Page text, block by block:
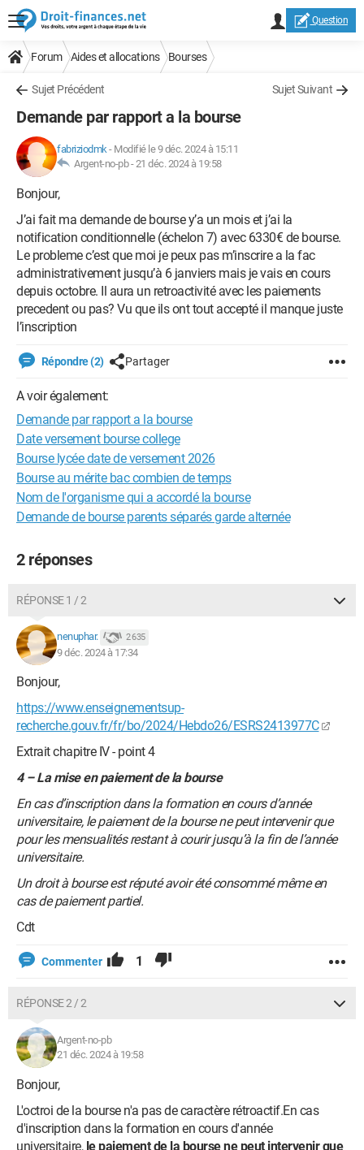
Question
Forum Aides et allocations Bourses
Sujet Précédent Sujet Suivant
Demande par rapport a la bourse
fabriziodmk- Modifié le 9 déc. 2024 à 15:11
Argent-no-pb -21 déc. 2024 à 19:58
Bonjour,
J’ai fait ma demande de bourse y’a un mois et j’ai la
notification conditionnelle (échelon 7) avec 6330€ de bourse.
Le probleme c’est que moi je peux pas m’inscrire a la fac
administrativement jusqu’à 6 janviers mais je vais en cours
depuis octobre. Il aura un retroactivité avec les paiements
precedent ou pas? Vu que ils ont tout accepté il manque juste
l’inscription
Répondre (2) Partager
A voir également:
Demande par rapport a la bourse
Date versement bourse college
Bourse lycée date de versement 2026
Bourse au mérite bac combien de temps
Nom de l'organisme qui a accordé la bourse
Demande de bourse parents séparés garde alternée
2 réponses
RÉPONSE 1 / 2
nenuphar. 2 635
9 déc. 2024 à 17:34
Bonjour,
https://www.enseignementsup-
recherche.gouv.fr/fr/bo/2024/Hebdo26/ESRS2413977C
Extrait chapitre IV - point 4
4 – La mise en paiement de la bourse
En cas d’inscription dans la formation en cours d’année
universitaire, le paiement de la bourse ne peut intervenir que
pour les mensualités restant à courir jusqu’à la fin de l’année
universitaire.
Un droit à bourse est réputé avoir été consommé même en
cas de paiement partiel.
Cdt
Commenter 1
RÉPONSE 2 / 2
Argent-no-pb
21 déc. 2024 à 19:58
Bonjour,
L'octroi de la bourse n'a pas de caractère rétroactif.En cas
d'inscription dans la formation en cours d'année
universitaire, le paiement de la bourse ne peut intervenir que